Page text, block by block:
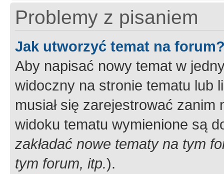
Problemy z pisaniem
Jak utworzyć temat na
Aby napisać nowy temat w
widoczny na stronie tematu lub
musiał się zarejestrować
widoku tematu wymienione są
zakładać nowe tematy na tym
tym forum, itp.).